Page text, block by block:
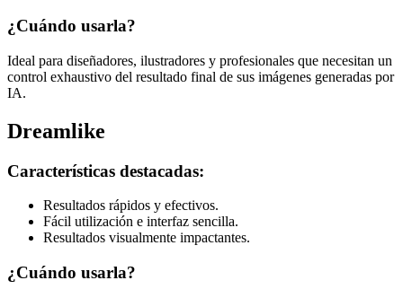
¿Cuándo usarla?
Ideal para diseñadores, ilustradores y profesionales que necesitan un
control exhaustivo del resultado final de sus imágenes generadas por
IA.
Dreamlike
Características destacadas:
Resultados rápidos y efectivos.
Fácil utilización e interfaz sencilla.
Resultados visualmente impactantes.
¿Cuándo usarla?